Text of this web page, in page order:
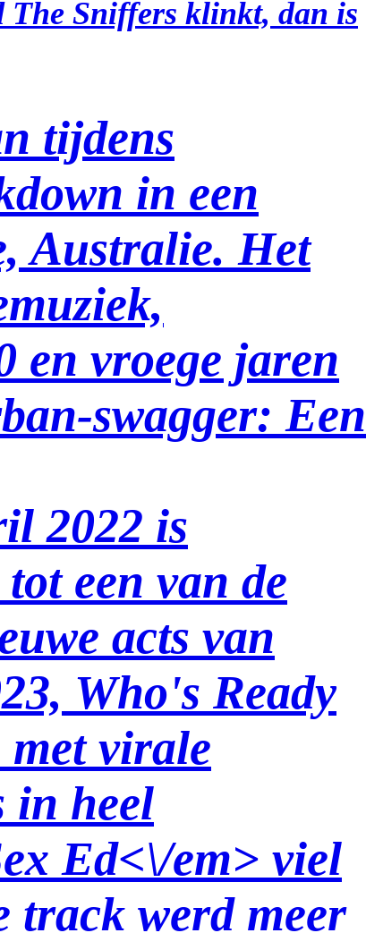
The Sniffers klinkt, dan is
tijdens
in een
Australie. Het
en vroege jaren
swagger: Een
2022 is
een van de
acts van
Who's Ready
met virale
in heel
Ed<\/em> viel
track werd meer